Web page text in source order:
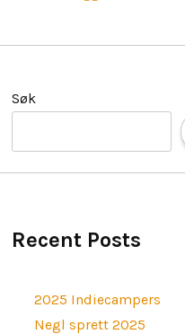
Søk
Recent Posts
2025 Indiecampers
Negl sprett 2025